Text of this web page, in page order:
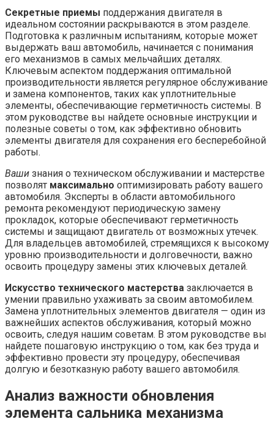
Секретные приемы поддержания двигателя в
идеальном состоянии раскрываются в этом разделе.
Подготовка к различным испытаниям, которые может
выдержать ваш автомобиль, начинается с понимания
его механизмов в самых мельчайших деталях.
Ключевым аспектом поддержания оптимальной
производительности является регулярное обслуживание
и замена компонентов, таких как уплотнительные
элементы, обеспечивающие герметичность системы. В
этом руководстве вы найдете основные инструкции и
полезные советы о том, как эффективно обновить
элементы двигателя для сохранения его бесперебойной
работы.
Ваши знания о техническом обслуживании и мастерстве
позволят максимально оптимизировать работу вашего
автомобиля. Эксперты в области автомобильного
ремонта рекомендуют периодическую замену
прокладок, которые обеспечивают герметичность
системы и защищают двигатель от возможных утечек.
Для владельцев автомобилей, стремящихся к высокому
уровню производительности и долговечности, важно
освоить процедуру замены этих ключевых деталей.
Искусство технического мастерства заключается в
умении правильно ухаживать за своим автомобилем.
Замена уплотнительных элементов двигателя — один из
важнейших аспектов обслуживания, который можно
освоить, следуя нашим советам. В этом руководстве вы
найдете пошаговую инструкцию о том, как без труда и
эффективно провести эту процедуру, обеспечивая
долгую и безотказную работу вашего автомобиля.
Анализ важности обновления
элемента сальника механизма